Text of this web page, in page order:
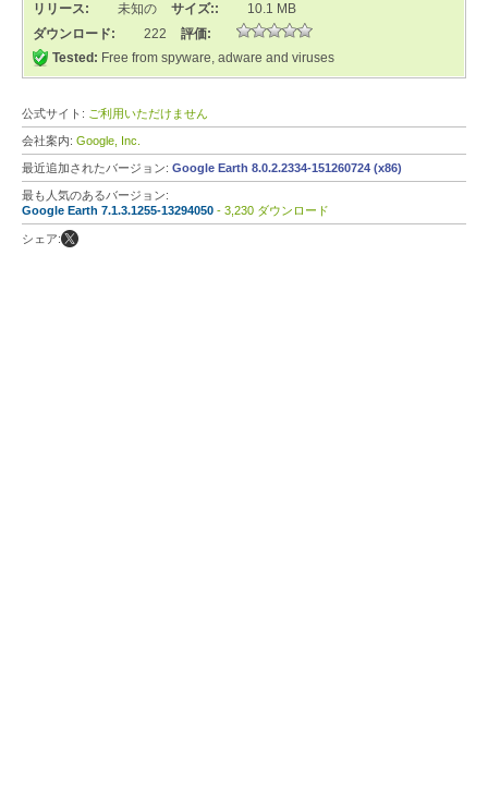
リリース: 未知の サイズ::
10.1 MB
ダウンロード:
222
評価:
Tested: Free from spyware, adware and viruses
公式サイト: ご利用いただけません
会社案内: Google, Inc.
最近追加されたバージョン: Google Earth 8.0.2.2334-151260724 (x86)
最も人気のあるバージョン:
Google Earth 7.1.3.1255-13294050 - 3,230 ダウンロード
シェア: